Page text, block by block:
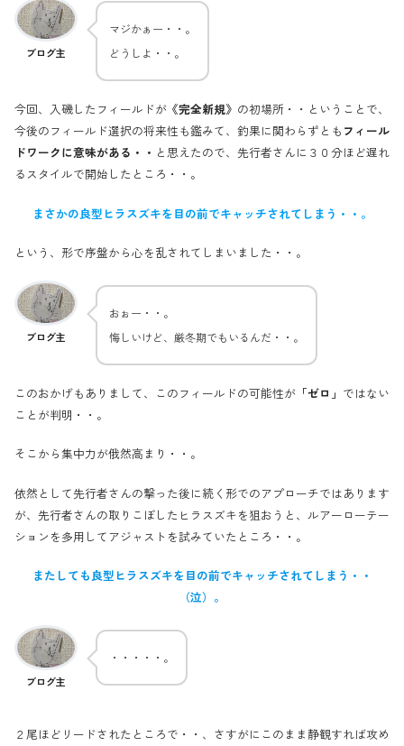
ブログ主
マジかぁー・・。
どうしよ・・。
今回、入磯したフィールドが 《完全新規》 の初場所・・ということで、
今後のフィールド選択の将来性も鑑みて、釣果に関わらずとも フィール
ドワークに意味がある・・ と思えたので、先行者さんに３０分ほど遅れ
るスタイルで開始したところ・・。
まさかの良型ヒラスズキを目の前でキャッチされてしまう・・。
という、形で序盤から心を乱されてしまいました・・。
ブログ主
おぉー・・。
悔しいけど、厳冬期でもいるんだ・・。
このおかげもありまして、このフィールドの可能性が 「ゼロ」 ではない
ことが判明・・。
そこから集中力が俄然高まり・・。
依然として先行者さんの撃った後に続く形でのアプローチではあります
が、先行者さんの取りこぼしたヒラスズキを狙おうと、ルアーローテー
ションを多用してアジャストを試みていたところ・・。
またしても良型ヒラスズキを目の前でキャッチされてしまう・・
（泣）。
ブログ主
・・・・・。
２尾ほどリードされたところで・・、さすがにこのまま静観すれば攻め